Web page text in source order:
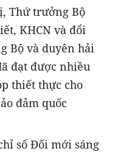
Thứ trưởng Bộ
KHCN và đổi
Bộ và duyên hải
đạt được nhiều
thiết thực cho
đảm quốc
số Đối mới sáng